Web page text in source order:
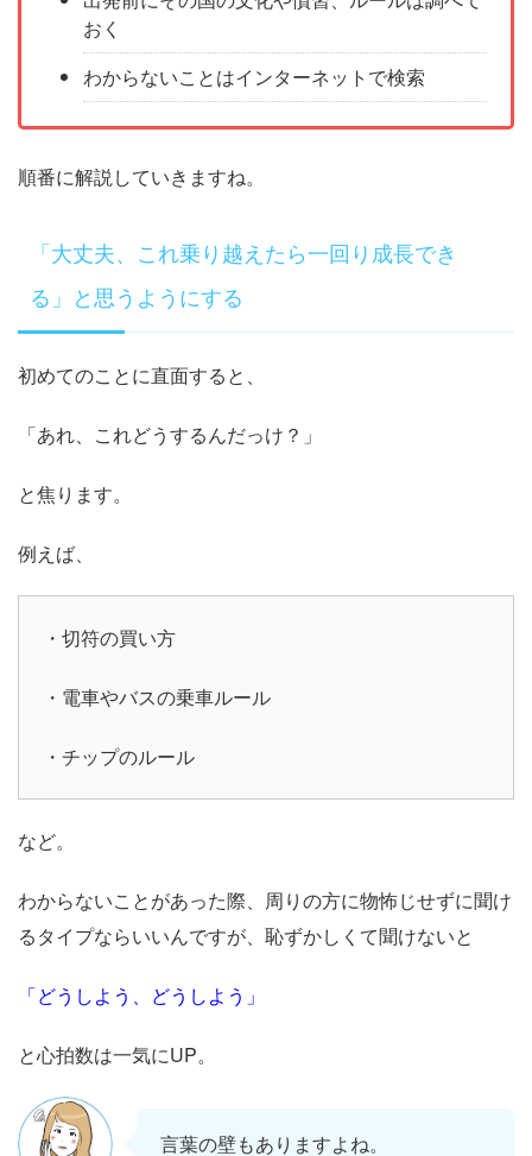
おく
わからないことはインターネットで検索
順番に解説していきますね。
「大丈夫、これ乗り越えたら一回り成長でき
る」と思うようにする
初めてのことに直面すると、
「あれ、これどうするんだっけ？」
と焦ります。
例えば、
・切符の買い方
・電車やバスの乗車ルール
・チップのルール
など。
わからないことがあった際、周りの方に物怖じせずに聞け
るタイプならいいんですが、恥ずかしくて聞けないと
「どうしよう、どうしよう」
と心拍数は一気にUP。
言葉の壁もありますよね。